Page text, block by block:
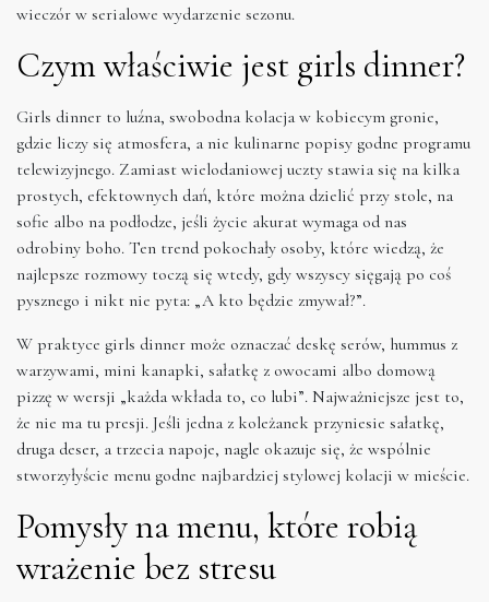
wieczór w serialowe wydarzenie sezonu.
Czym właściwie jest girls dinner?
Girls dinner to luźna, swobodna kolacja w kobiecym gronie,
gdzie liczy się atmosfera, a nie kulinarne popisy godne programu
telewizyjnego. Zamiast wielodaniowej uczty stawia się na kilka
prostych, efektownych dań, które można dzielić przy stole, na
sofie albo na podłodze, jeśli życie akurat wymaga od nas
odrobiny boho. Ten trend pokochały osoby, które wiedzą, że
najlepsze rozmowy toczą się wtedy, gdy wszyscy sięgają po coś
pysznego i nikt nie pyta: „A kto będzie zmywał?”.
W praktyce girls dinner może oznaczać deskę serów, hummus z
warzywami, mini kanapki, sałatkę z owocami albo domową
pizzę w wersji „każda wkłada to, co lubi”. Najważniejsze jest to,
że nie ma tu presji. Jeśli jedna z koleżanek przyniesie sałatkę,
druga deser, a trzecia napoje, nagle okazuje się, że wspólnie
stworzyłyście menu godne najbardziej stylowej kolacji w mieście.
Pomysły na menu, które robią
wrażenie bez stresu